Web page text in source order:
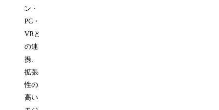
ン・
PC・
VRと
の連
携、
拡張
性の
高い